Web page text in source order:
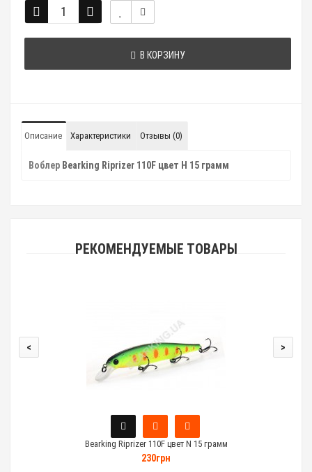
В КОРЗИНУ
Описание Характеристики Отзывы (0)
Воблер Bearking Riprizer 110F цвет H 15 грамм
РЕКОМЕНДУЕМЫЕ ТОВАРЫ
Bearking Riprizer 110F цвет N 15 грамм
230грн
< >